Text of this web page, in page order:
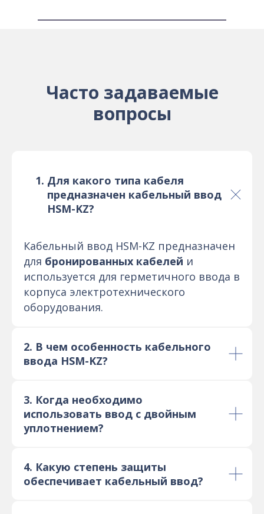
Часто задаваемые
вопросы
Для какого типа кабеля
предназначен кабельный ввод
HSM-KZ?
Кабельный ввод HSM-KZ предназначен
для бронированных кабелей и
используется для герметичного ввода в
корпуса электротехнического
оборудования.
2. В чем особенность кабельного
ввода HSM-KZ?
3. Когда необходимо
использовать ввод с двойным
уплотнением?
4. Какую степень защиты
обеспечивает кабельный ввод?